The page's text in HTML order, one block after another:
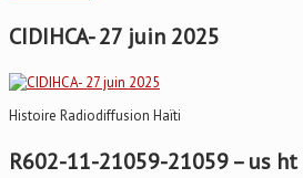
CIDIHCA- 27 juin 2025
Histoire Radiodiffusion Haïti
R602-11-21059-21059 – us